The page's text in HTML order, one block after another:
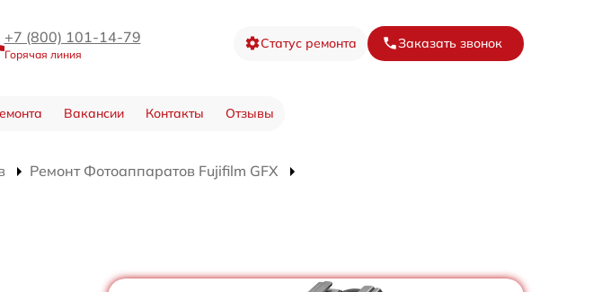
+7 (800) 101-14-79
Горячая линия
Статус ремонта Заказать звонок
Вакансии Контакты Отзывы
Ремонт Фотоаппаратов Fujifilm GFX